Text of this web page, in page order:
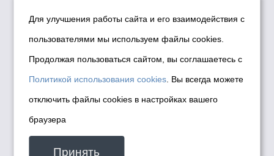
© Департамент информационной политики мэрии
города Новосибирска, 2026
Политика использования Cookies
Политика по обработке персональных
данных в информационных системах
мэрии города Новосибирска
Техническая поддержка сайта -
Для улучшения работы сайта и его взаимодействия с
пользователями мы используем файлы cookies.
Продолжая пользоваться сайтом, вы соглашаетесь с
Политикой использования cookies . Вы всегда можете
отключить файлы cookies в настройках вашего
браузера
Принять